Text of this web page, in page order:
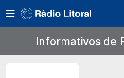
Informativos de